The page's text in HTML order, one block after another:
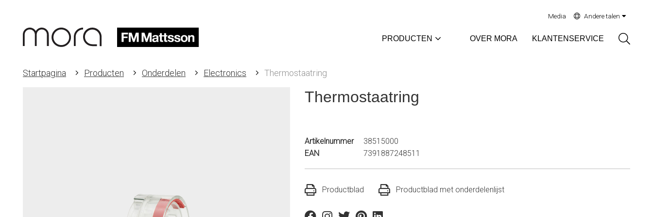
Media Andere talen
PRODUCTEN OVER MORA KLANTENSERVICE
Startpagina Producten Onderdelen Electronics Thermostaatring
Thermostaatring
Artikelnummer
38515000
EAN
7391887248511
Productblad Productblad met onderdelenlijst